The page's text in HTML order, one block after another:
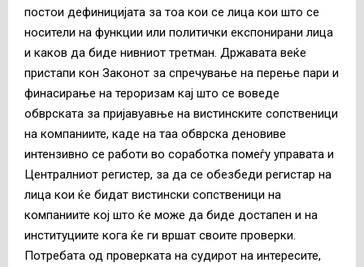
постои дефиницијата за тоа кои се лица кои што се
носители на функции или политички експонирани лица
и каков да биде нивниот третман. Државата веќе
пристапи кон Законот за спречување на перење пари и
финасирање на тероризам кај што се воведе
обврската за пријавуавње на вистинските сопственици
на компаниите, каде на таа обврска деновиве
интензивно се работи во соработка помеѓу управата и
Централниот регистер, за да се обезбеди регистар на
лица кои ќе бидат вистински сопственици на
компаниите кој што ќе може да биде достапен и на
институциите кога ќе ги вршат своите проверки.
Потребата од проверката на судирот на интересите,